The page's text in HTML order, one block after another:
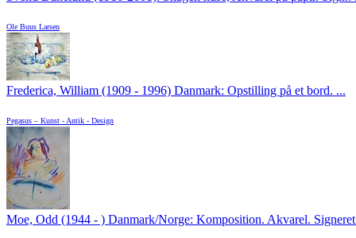
Ole Buus Larsen
Frederica, William (1909 - 1996) Danmark: Opstilling på et bord. ...
Pegasus – Kunst - Antik - Design
Moe, Odd (1944 - ) Danmark/Norge: Komposition. Akvarel.